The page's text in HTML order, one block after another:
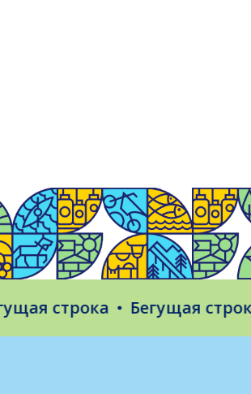
строка Бегущая строка